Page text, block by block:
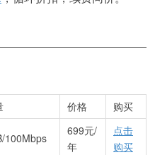
价格 购买
100Mbps
699元/
年
点击
购买